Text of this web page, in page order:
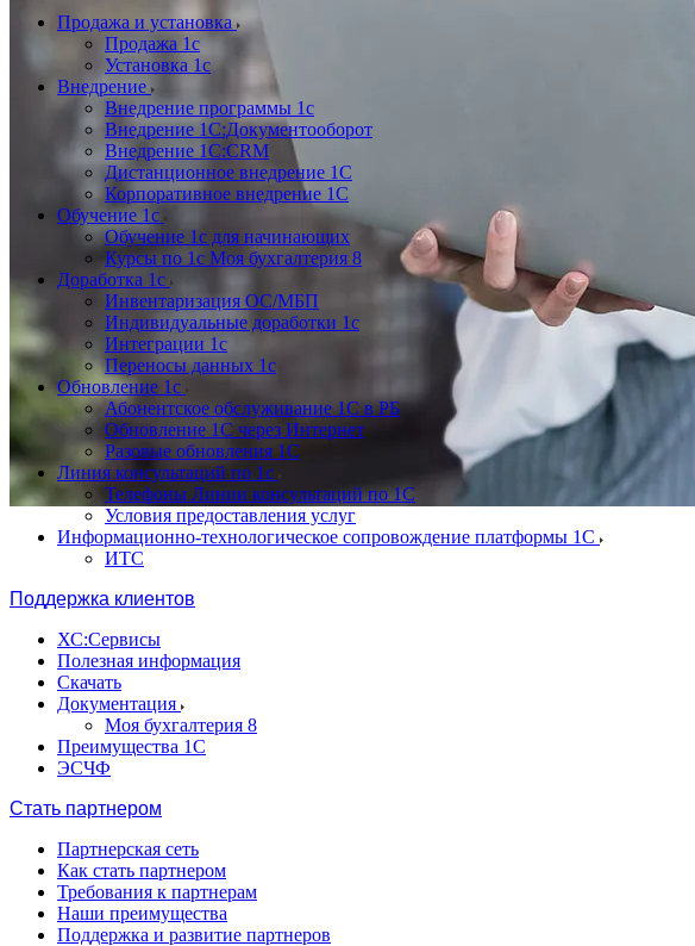
Продажа и установка
Продажа 1с
Установка 1с
Внедрение
Внедрение программы 1с
Внедрение 1С:Документооборот
Внедрение 1С:CRM
Дистанционное внедрение 1С
Корпоративное внедрение 1С
Обучение 1с
Обучение 1с для начинающих
Курсы по 1с Моя бухгалтерия 8
Доработка 1с
Инвентаризация ОС/МБП
Индивидуальные доработки 1с
Интеграции 1с
Переносы данных 1с
Обновление 1с
Абонентское обслуживание 1С в РБ
Обновление 1С через Интернет
Разовые обновления 1С
Линия консультаций по 1с
Телефоны Линии консультаций по 1С
Условия предоставления услуг
Информационно-технологическое сопровождение платформы 1С
ИТС
Поддержка клиентов
ХС:Сервисы
Полезная информация
Скачать
Документация
Моя бухгалтерия 8
Преимущества 1С
ЭСЧФ
Стать партнером
Партнерская сеть
Как стать партнером
Требования к партнерам
Наши преимущества
Поддержка и развитие партнеров